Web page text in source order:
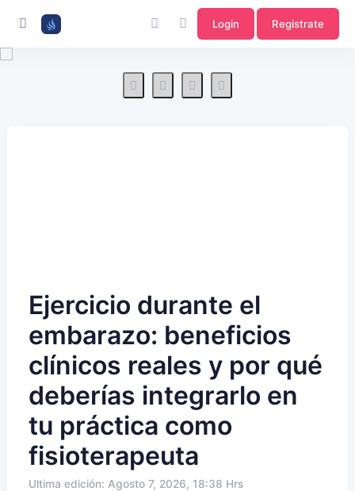
Login Registrate
Ejercicio durante el
embarazo: beneficios
clínicos reales y por qué
deberías integrarlo en
tu práctica como
fisioterapeuta
Ultima edición: Agosto 7, 2026, 18:38 Hrs